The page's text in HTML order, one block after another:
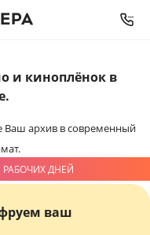
и киноплёнокв
Ваш архив в современный
РАБОЧИХ ДНЕЙ
ваш